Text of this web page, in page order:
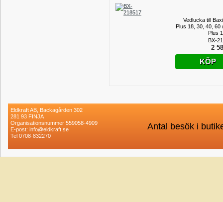
Vedlucka till
Plus 18, 30, 40, 60
Plus
BX-
2
KÖP
Eldkraft AB, Backagården 302
281 93 FINJA
Organisationsnummer 559058-4909
E-post: info@eldkraft.se
Tel 0708-832270
Antal besök i